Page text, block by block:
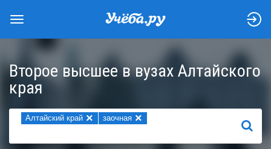
Второе высшее в вузах Алтайского
края
Алтайский край × заочная ×
НАЙТИ